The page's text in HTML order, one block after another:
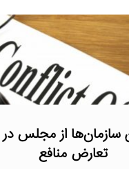
سازمان‌ها از مجلس
تعارض منافع